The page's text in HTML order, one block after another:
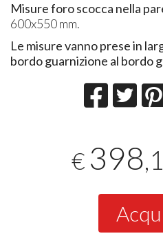
Misure foro scocca nella
600x550 mm.
Le misure vanno prese in
bordo guarnizione al bordo
€ 398